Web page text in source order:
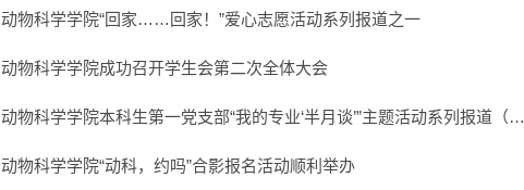
动物科学学院“回家……回家！”爱心志愿活动系列报道之一
动物科学学院成功召开学生会第二次全体大会
动物科学学院本科生第一党支部“我的专业‘半月谈’”主题活动系列报道（…
动物科学学院“动科，约吗”合影报名活动顺利举办